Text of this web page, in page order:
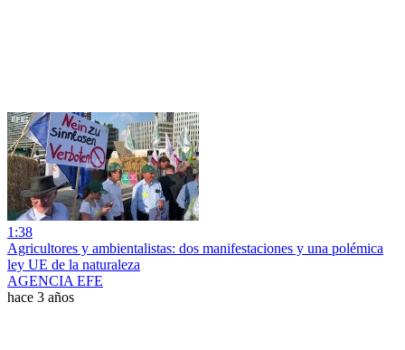
1:38
Agricultores y ambientalistas: dos manifestaciones y una polémica
ley UE de la naturaleza
AGENCIA EFE
hace 3 años